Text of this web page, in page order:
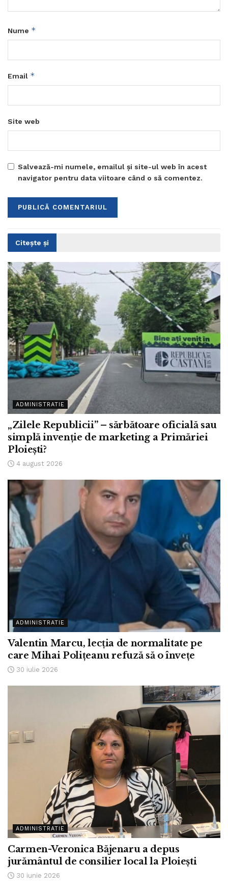
Nume *
Email *
Site web
Salvează-mi numele, emailul și site-ul web în acest
navigator pentru data viitoare când o să comentez.
Citește și
ADMINISTRATIE
„Zilele Republicii” – sărbătoare oficială sau
simplă invenție de marketing a Primăriei
Ploiești?
4 august 2026
ADMINISTRATIE
Valentin Marcu, lecția de normalitate pe
care Mihai Polițeanu refuză să o învețe
30 iulie 2026
ADMINISTRATIE
Carmen-Veronica Băjenaru a depus
jurământul de consilier local la Ploiești
30 iunie 2026